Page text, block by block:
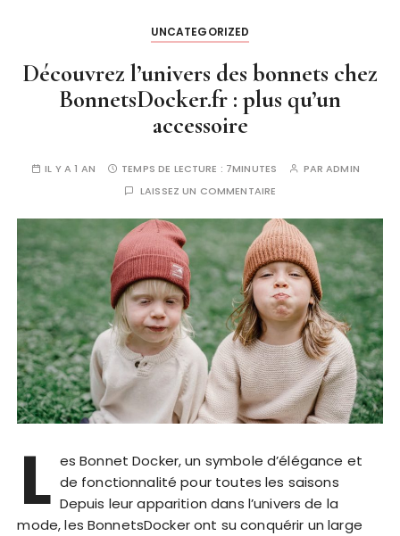
UNCATEGORIZED
Découvrez l’univers des bonnets chez
BonnetsDocker.fr : plus qu’un
accessoire
IL Y A 1 AN TEMPS DE LECTURE : 7MINUTES PARADMIN
LAISSEZ UN COMMENTAIRE
L es Bonnet Docker, un symbole d’élégance et
de fonctionnalité pour toutes les saisons
Depuis leur apparition dans l’univers de la
mode, les BonnetsDocker ont su conquérir un large